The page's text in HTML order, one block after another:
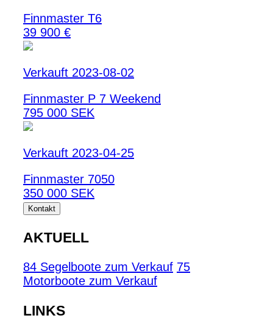
Finnmaster T6
39 900 €
Verkauft 2023-08-02
Finnmaster P 7 Weekend
795 000 SEK
Verkauft 2023-04-25
Finnmaster 7050
350 000 SEK
Kontakt
AKTUELL
84 Segelboote zum Verkauf 75
Motorboote zum Verkauf
LINKS